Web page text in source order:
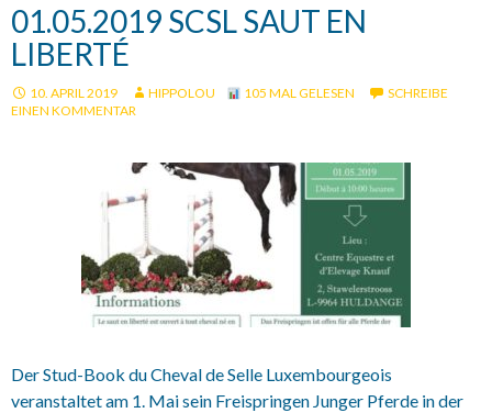
01.05.2019 SCSL SAUT EN
LIBERTÉ
10. APRIL 2019 HIPPOLOU 105 MAL GELESEN
SCHREIBE
EINEN KOMMENTAR
Der Stud-Book du Cheval de Selle Luxembourgeois
veranstaltet am 1. Mai sein Freispringen Junger Pferde in der